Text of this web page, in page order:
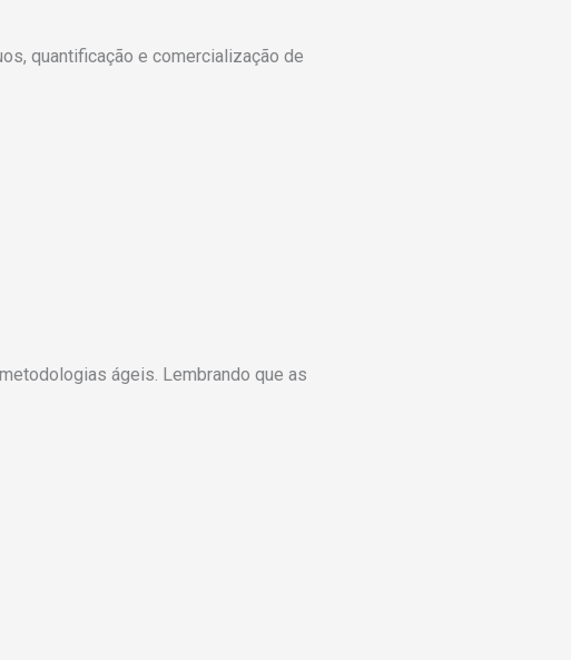
quantificação e comercialização de
ágeis. Lembrando que as